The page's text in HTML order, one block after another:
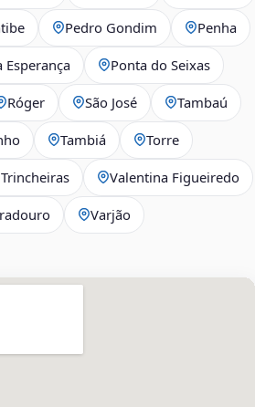
Pedro Gondim Penha
Esperança Ponta do Seixas
Róger São José Tambaú
Tambiá Torre
Trincheiras Valentina Figueiredo
Varjão